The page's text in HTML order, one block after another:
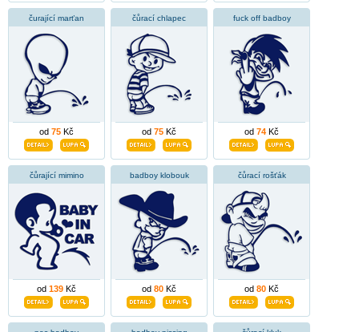
čurající marťan
od 75 Kč
čůrací chlapec
od 75 Kč
fuck off badboy
od 74 Kč
čůrající mimino
od 139 Kč
badboy klobouk
od 80 Kč
čůrací rošťák
od 80 Kč